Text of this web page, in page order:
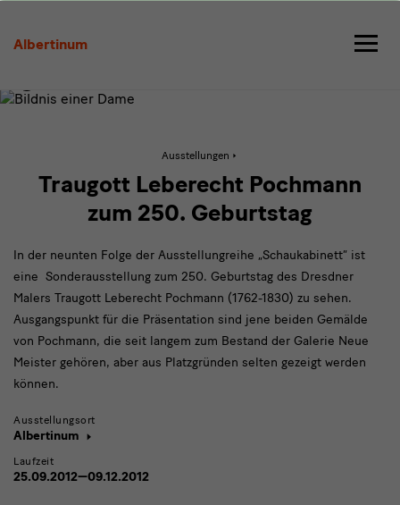
Albertinum
Leberecht
Pochmann
Ausstellungen
Leberecht
Traugott Leberecht Pochmann
zum 250. Geburtstag
In der neunten Folge der Ausstellungreihe „Schaukabinett“ ist
eine Sonderausstellung zum 250. Geburtstag des Dresdner
Malers Traugott Leberecht Pochmann (1762-1830) zu sehen.
Ausgangspunkt für die Präsentation sind jene beiden Gemälde
von Pochmann, die seit langem zum Bestand der Galerie Neue
Meister gehören, aber aus Platzgründen selten gezeigt werden
können.
Ausstellungsort
Albertinum
Laufzeit
25.09.2012—09.12.2012